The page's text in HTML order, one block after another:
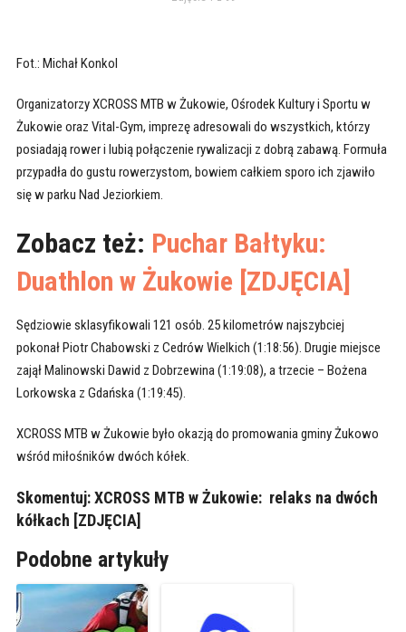
Fot.: Michał Konkol
Organizatorzy XCROSS MTB w Żukowie, Ośrodek Kultury i Sportu w
Żukowie oraz Vital-Gym, imprezę adresowali do wszystkich, którzy
posiadają rower i lubią połączenie rywalizacji z dobrą zabawą. Formuła
przypadła do gustu rowerzystom, bowiem całkiem sporo ich zjawiło
się w parku Nad Jeziorkiem.
Zobacz też: Puchar Bałtyku:
Duathlon w Żukowie [ZDJĘCIA]
Sędziowie sklasyfikowali 121 osób. 25 kilometrów najszybciej
pokonał Piotr Chabowski z Cedrów Wielkich (1:18:56). Drugie miejsce
zajął Malinowski Dawid z Dobrzewina (1:19:08), a trzecie – Bożena
Lorkowska z Gdańska (1:19:45).
XCROSS MTB w Żukowie było okazją do promowania gminy Żukowo
wśród miłośników dwóch kółek.
Skomentuj: XCROSS MTB w Żukowie: relaks na dwóch
kółkach [ZDJĘCIA]
Podobne artykuły